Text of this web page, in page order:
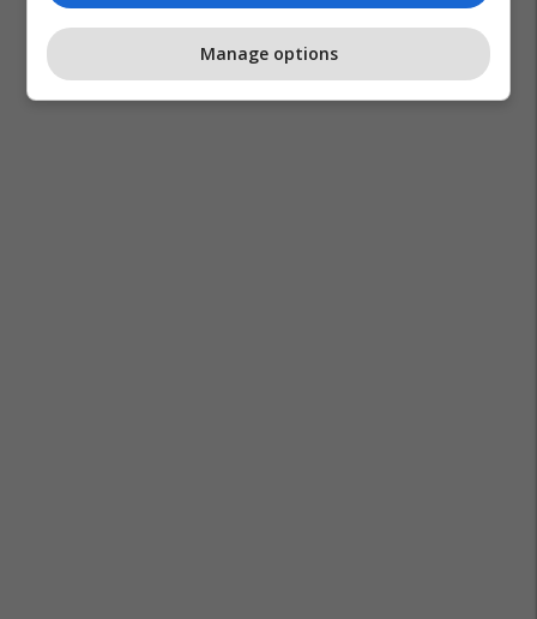
Manage options